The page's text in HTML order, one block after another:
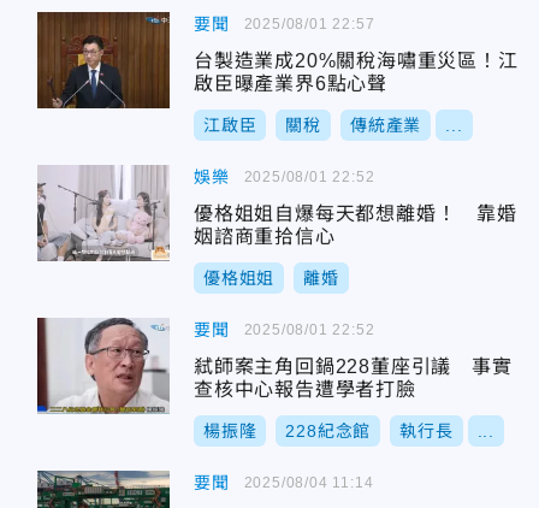
要聞
台製造業成20%關稅海嘯重災區！江
啟臣曝產業界6點心聲
江啟臣 關稅 傳統產業
2025/08/01 22:57
娛樂
優格姐姐自爆每天都想離婚！ 靠婚
姻諮商重拾信心
優格姐姐 離婚
2025/08/01 22:52
要聞
弒師案主角回鍋228董座引議 事實
查核中心報告遭學者打臉
楊振隆 228紀念館 執行長
2025/08/01 22:52
要聞 2025/08/04 11:14